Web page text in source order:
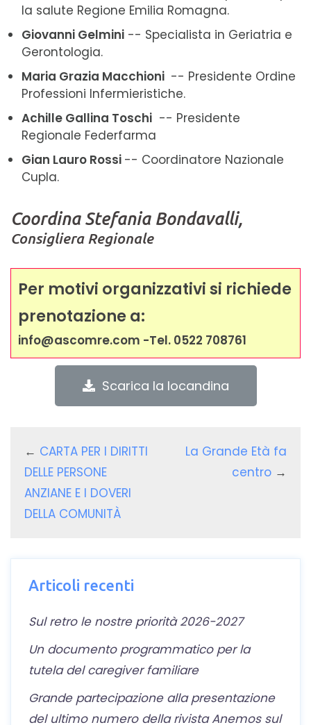
la salute Regione Emilia Romagna.
Giovanni Gelmini -- Specialista in Geriatria e
Gerontologia.
Maria Grazia Macchioni -- Presidente Ordine
Professioni Infermieristiche.
Achille Gallina Toschi -- Presidente
Regionale Federfarma
Gian Lauro Rossi -- Coordinatore Nazionale
Cupla.
Coordina Stefania Bondavalli,
Consigliera Regionale
Per motivi organizzativi si richiede
prenotazione a:
info@ascomre.com -Tel. 0522 708761
Scarica la locandina
← CARTA PER I DIRITTI
DELLE PERSONE
ANZIANE E I DOVERI
DELLA COMUNITÀ
La Grande Età fa
centro →
Articoli recenti
Sul retro le nostre priorità 2026-2027
Un documento programmatico per la
tutela del caregiver familiare
Grande partecipazione alla presentazione
del ultimo numero della rivista Anemos sul